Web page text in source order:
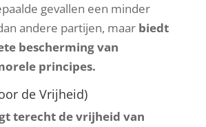
gevallen een minder
andere partijen, maar biedt
bescherming van
principes.
de Vrijheid)
terecht de vrijheid van